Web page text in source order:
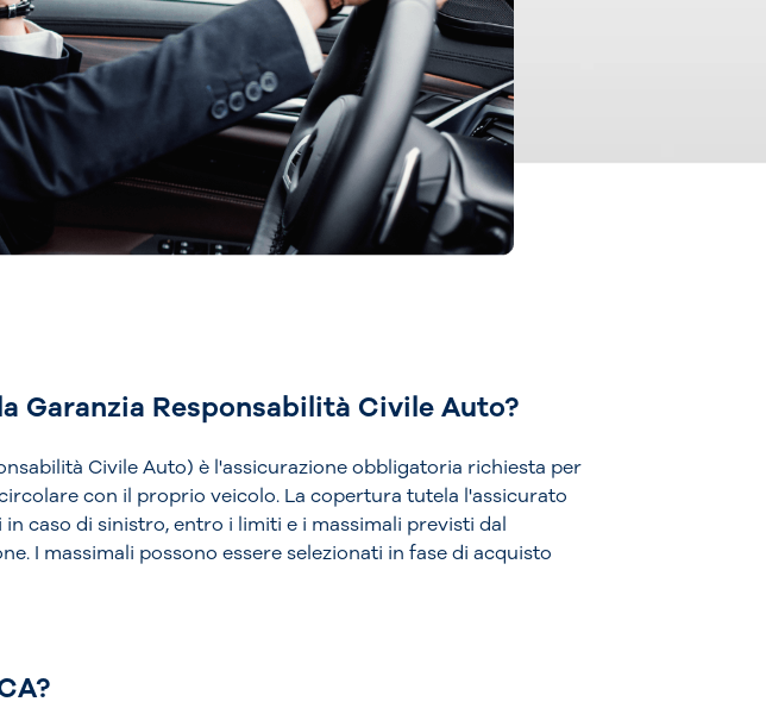
Garanzia Responsabilità Civile Auto?
Civile Auto) è l'assicurazione obbligatoria richiesta per
con il proprio veicolo. La copertura tutela l'assicurato
caso di sinistro, entro i limiti e i massimali previsti dal
I massimali possono essere selezionati in fase di acquisto